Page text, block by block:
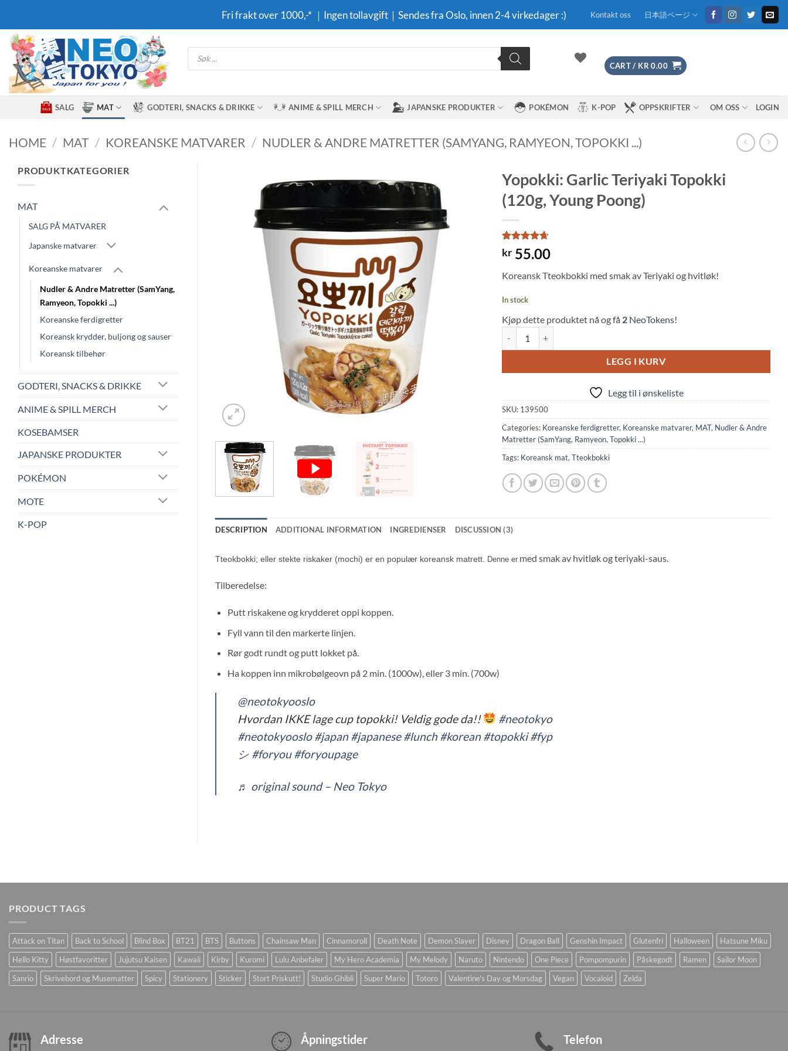
content
Fri frakt over 1000,-* ｜Ingen tollavgift｜Sendes fra Oslo, innen 2-4 virkedager :) Kontakt oss 日本語ページ
Products
search
CART / KR 0.00
SALG MAT GODTERI, SNACKS & DRIKKE ANIME & SPILL MERCH JAPANSKE PRODUKTER POKÉMON K-POP OPPSKRIFTER OM OSS LOGIN
HOME / MAT / KOREANSKE MATVARER / NUDLER & ANDRE MATRETTER (SAMYANG, RAMYEON, TOPOKKI ...)
PRODUKTKATEGORIER
MAT
SALG PÅ MATVARER
Japanske matvarer
Koreanske matvarer
Nudler & Andre Matretter (SamYang,
Ramyeon, Topokki ...)
Koreanske ferdigretter
Koreansk krydder, buljong og sauser
Koreansk tilbehør
GODTERI, SNACKS & DRIKKE
ANIME & SPILL MERCH
KOSEBAMSER
JAPANSKE PRODUKTER
POKÉMON
MOTE
K-POP
ønskeliste
Yopokki: Garlic Teriyaki Topokki
(120g, Young Poong)
Rated4.67
out of 5
3
customer
kr55.00
Koreansk Tteokbokki med smak av Teriyaki og hvitløk!
In stock
Kjøp dette produktet nå og få 2NeoTokens!
LEGG I KURV
Legg til i ønskeliste
SKU: 139500
Categories: Koreanske ferdigretter, Koreanske matvarer, MAT, Nudler & Andre
Matretter (SamYang, Ramyeon, Topokki ...)
Tags: Koreansk mat, Tteokbokki
DESCRIPTION ADDITIONAL INFORMATION INGREDIENSER DISCUSSION (3)
Tteokbokki; eller stekte riskaker (mochi) er en populær koreansk matrett. Denne er med smak av hvitløk og teriyaki-saus.
Tilberedelse:
Putt riskakene og krydderet oppi koppen.
Fyll vann til den markerte linjen.
Rør godt rundt og putt lokket på.
Ha koppen inn mikrobølgeovn på 2 min. (1000w), eller 3 min. (700w)
@neotokyooslo
Hvordan IKKE lage cup topokki! Veldig gode da!!
#neotokyo
#neotokyooslo #japan #japanese #lunch #korean #topokki #fyp
シ #foryou #foryoupage
♬ original sound – Neo Tokyo
PRODUCT TAGS
Attack on Titan Back to School Blind Box BT21 BTS Buttons Chainsaw Man Cinnamoroll Death Note Demon Slayer Disney Dragon Ball Genshin Impact Glutenfri Halloween
Hatsune Miku
Hello Kitty
Høstfavoritter Jujutsu Kaisen Kawaii Kirby Kuromi Lulu Anbefaler My Hero Academia My Melody Naruto Nintendo One Piece Pompompurin Påskegodt Ramen
Sailor Moon
Sanrio
Skrivebord og Musematter Spicy Stationery Sticker Stort Priskutt! Studio Ghibli Super Mario Totoro Valentine's Day og Morsdag Vegan Vocaloid Zelda
Adresse Åpningstider Telefon